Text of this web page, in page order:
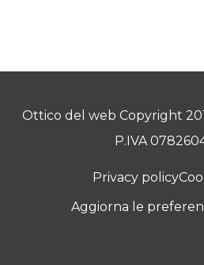
Ottico del web Copyright
P.IVA
Privacy policy
Aggiorna le